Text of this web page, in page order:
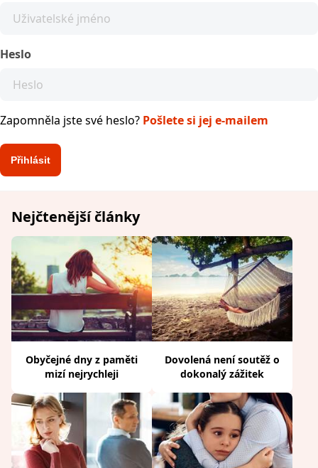
Heslo
Zapomněla jste své heslo? Pošlete si jej e-mailem
Nejčtenější články
Obyčejné dny z paměti
mizí nejrychleji
Dovolená není soutěž o
dokonalý zážitek